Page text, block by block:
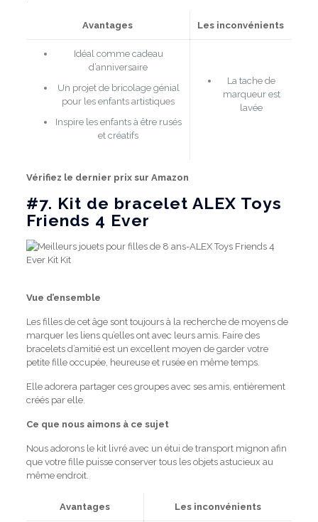
Avantages Les inconvénients
Idéal comme cadeau
d’anniversaire
Un projet de bricolage génial
pour les enfants artistiques
Inspire les enfants à être rusés
et créatifs
La tache de
marqueur est
lavée
Vérifiez le dernier prix sur Amazon
#7. Kit de bracelet ALEX Toys
Friends 4 Ever
Vue d’ensemble
Les filles de cet âge sont toujours à la recherche de moyens de
marquer les liens qu’elles ont avec leurs amis. Faire des
bracelets d’amitié est un excellent moyen de garder votre
petite fille occupée, heureuse et rusée en même temps.
Elle adorera partager ces groupes avec ses amis, entièrement
créés par elle.
Ce que nous aimons à ce sujet
Nous adorons le kit livré avec un étui de transport mignon afin
que votre fille puisse conserver tous les objets astucieux au
même endroit.
Avantages Les inconvénients